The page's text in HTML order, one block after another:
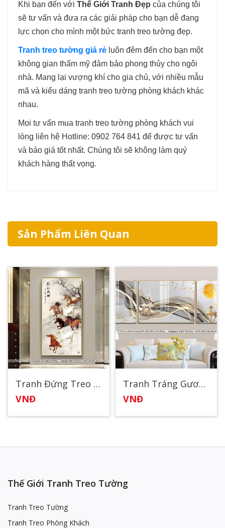
Khi bạn đến với Thế Giới Tranh Đẹp của chúng tôi
sẽ tư vấn và đưa ra các giải pháp cho bạn dễ đang
lực chọn cho mình một bức tranh treo tường đẹp.
Tranh treo tường giá rẻ luôn đêm đến cho bạn một
không gian thẩm mỹ đảm bảo phong thủy cho ngôi
nhà. Mang lại vượng khí cho gia chủ, với nhiều mẫu
mã và kiểu dáng tranh treo tường phòng khách khác
nhau.
Mọi tư vấn mua tranh treo tường phòng khách vui
lòng liên hệ Hotline: 0902 764 841 để được tư vấn
và báo giá tốt nhất. Chúng tôi sẽ không làm quý
khách hàng thất vọng.
Sản Phẩm Liên Quan
Tranh Đứng Treo Tường Mã Đáo Thành Công
VNĐ
Tranh Tráng Gương Nghệ Thuật 2
VNĐ
Thế Giới Tranh Treo Tường
Tranh Treo Tường
Tranh Treo Phòng Khách